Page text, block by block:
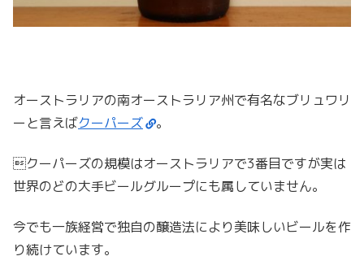
オーストラリアの南オーストラリア州で有名なブリュワリ
ーと言えばクーパーズ 。
クーパーズの規模はオーストラリアで3番目ですが実は
世界のどの大手ビールグループにも属していません。
今でも一族経営で独自の醸造法により美味しいビールを作
り続けています。